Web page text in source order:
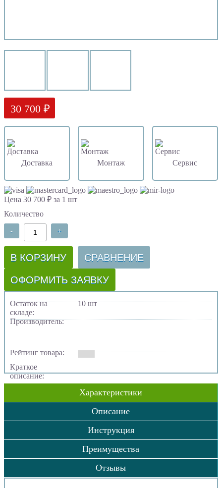
30 700 ₽
Доставка Монтаж Сервис
Цена 30 700 ₽ за 1 шт
Количество
- +
В КОРЗИНУ СРАВНЕНИЕ
ОФОРМИТЬ ЗАЯВКУ
Остаток на
складе:
10 шт
Производитель:
Рейтинг товара:
Краткое
описание:
Характеристики
Описание
Инструкция
Преимущества
Отзывы